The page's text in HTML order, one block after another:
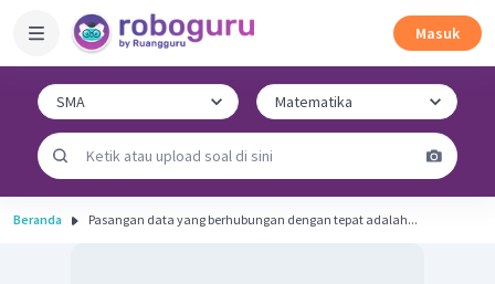
Masuk
Beranda Pasangan data yang berhubungan dengan tepat adalah...